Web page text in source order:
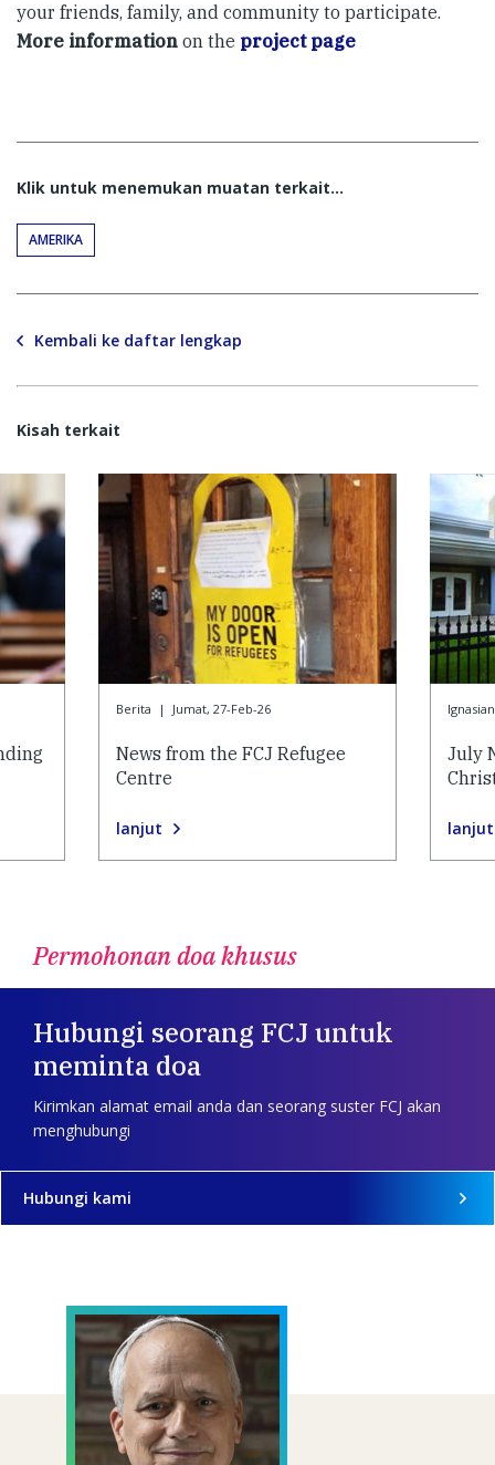
your friends, family, and community to participate.
More information on the project page
Klik untuk menemukan muatan terkait...
AMERIKA
Kembali ke daftar lengkap
Kisah terkait
Berita | Jumat, 27-Feb-26
News from the FCJ Refugee
Centre
lanjut
Ignasian
July
lanjut
Permohonan doa khusus
Hubungi seorang FCJ untuk
meminta doa
Kirimkan alamat email anda dan seorang suster FCJ akan
menghubungi
Hubungi kami